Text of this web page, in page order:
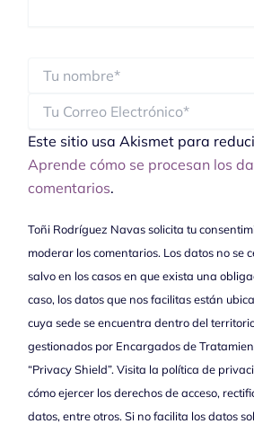
Este sitio usa Akismet para
Aprende cómo se procesan los
comentarios.
Toñi Rodríguez Navas solicita tu
moderar los comentarios. Los datos no se
salvo en los casos en que exista una
caso, los datos que nos facilitas están
cuya sede se encuentra dentro del
gestionados por Encargados de
“Privacy Shield”. Visita la política de
cómo ejercer los derechos de acceso,
datos, entre otros. Si no facilita los datos